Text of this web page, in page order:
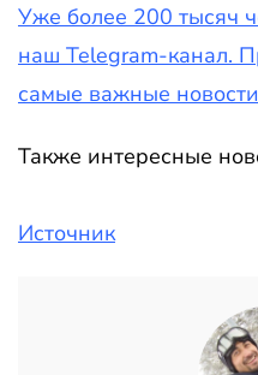
Уже более 200 тысяч
наш Telegram-канал.
самые важные
Также интересные
Источник